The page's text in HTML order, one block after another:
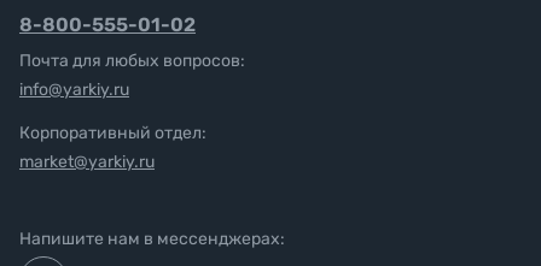
8-800-555-01-02
Почта для любых вопросов:
info@yarkiy.ru
Корпоративный отдел:
market@yarkiy.ru
Напишите нам в мессенджерах: